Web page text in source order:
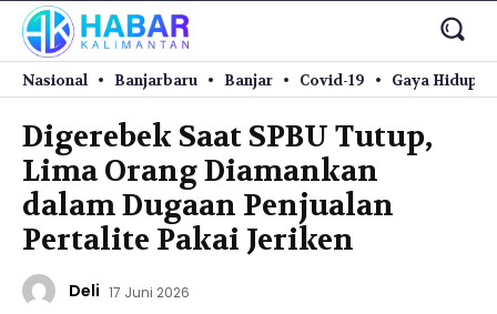
Nasional Banjarbaru Banjar Covid-19 Gaya Hidup
Digerebek Saat SPBU Tutup,
Lima Orang Diamankan
dalam Dugaan Penjualan
Pertalite Pakai Jeriken
Deli 17 Juni 2026